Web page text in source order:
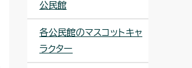
公民館
各公民館のマスコットキャ
ラクター